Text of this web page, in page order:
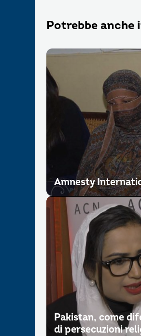
Potrebbe anche
Amnesty
Pakistan, come
di persecuzioni